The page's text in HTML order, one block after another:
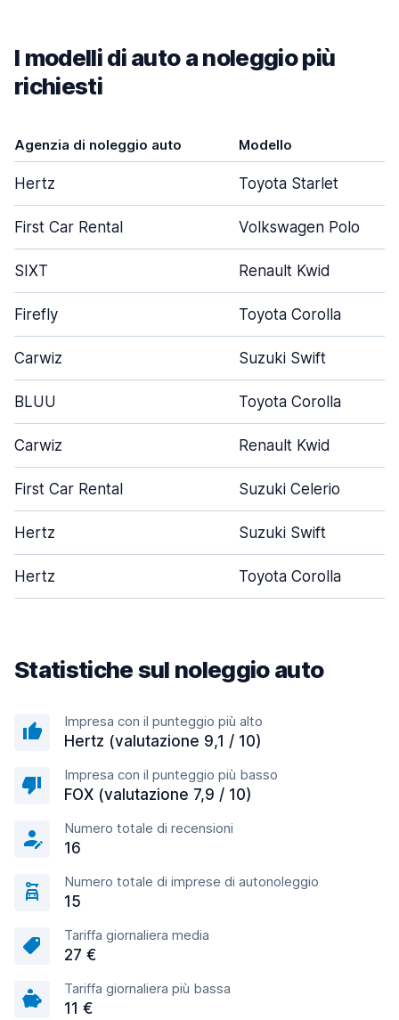
I modelli di auto a noleggio più
richiesti
Agenzia di noleggio auto Modello
Hertz Toyota Starlet
First Car Rental Volkswagen Polo
SIXT Renault Kwid
Firefly Toyota Corolla
Carwiz Suzuki Swift
BLUU Toyota Corolla
Carwiz Renault Kwid
First Car Rental Suzuki Celerio
Hertz Suzuki Swift
Hertz Toyota Corolla
Statistiche sul noleggio auto
Impresa con il punteggio più alto
Hertz (valutazione 9,1 / 10)
Impresa con il punteggio più basso
FOX (valutazione 7,9 / 10)
Numero totale di recensioni
16
Numero totale di imprese di autonoleggio
15
Tariffa giornaliera media
27 €
Tariffa giornaliera più bassa
11 €